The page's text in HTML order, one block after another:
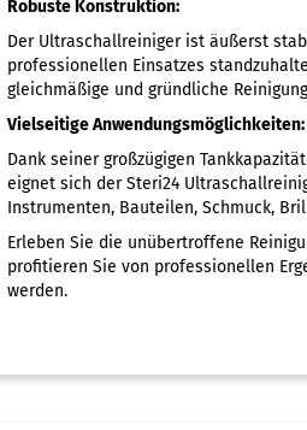
Robuste Konstruktion:
Der Ultraschallreiniger ist äußerst
professionellen Einsatzes
gleichmäßige und gründliche
Vielseitige Anwendungsmöglichkeiten:
Dank seiner großzügigen
eignet sich der Steri24
Instrumenten, Bauteilen, Schmuck,
Erleben Sie die unübertroffene
profitieren Sie von professionellen
werden.